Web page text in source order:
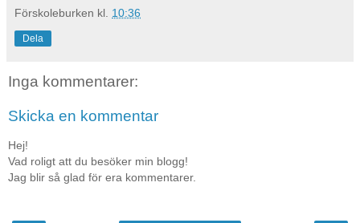
Förskoleburken kl. 10:36
Dela
Inga kommentarer:
Skicka en kommentar
Hej!
Vad roligt att du besöker min blogg!
Jag blir så glad för era kommentarer.